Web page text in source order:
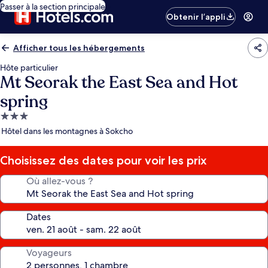
Passer à la section principale
Obtenir l’appli
Afficher tous les hébergements
Hôte particulier
Mt Seorak the East Sea and Hot
spring
Hébergement
3.0 étoiles
Hôtel dans les montagnes à Sokcho
Choisissez des dates pour voir les prix
Où allez-vous ?
Dates
Voyageurs